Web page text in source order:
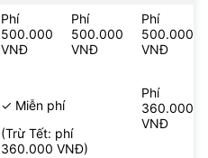
Phí
500.000
VNĐ
Phí
500.000
VNĐ
Phí
500.000
VNĐ
✓ Miễn phí
(Trừ Tết: phí
360.000 VNĐ)
Phí
360.000
VNĐ